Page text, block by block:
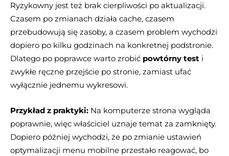
Ryzykowny jest też brak cierpliwości po aktualizacji.
Czasem po zmianach działa cache, czasem
przebudowują się zasoby, a czasem problem wychodzi
dopiero po kilku godzinach na konkretnej podstronie.
Dlatego po poprawce warto zrobić powtórny test i
zwykłe ręczne przejście po stronie, zamiast ufać
wyłącznie jednemu wykresowi.
Przykład z praktyki: Na komputerze strona wygląda
poprawnie, więc właściciel uznaje temat za zamknięty.
Dopiero później wychodzi, że po zmianie ustawień
optymalizacji menu mobilne przestało reagować, bo